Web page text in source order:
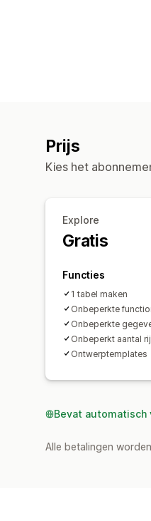
Prijs
Kies het
Explore
Gratis
Functies
1 tabel maken
Onbeperkte
Onbeperkte
Onbeperkt aantal
Ontwerptemplates
Bevat
Alle betalingen